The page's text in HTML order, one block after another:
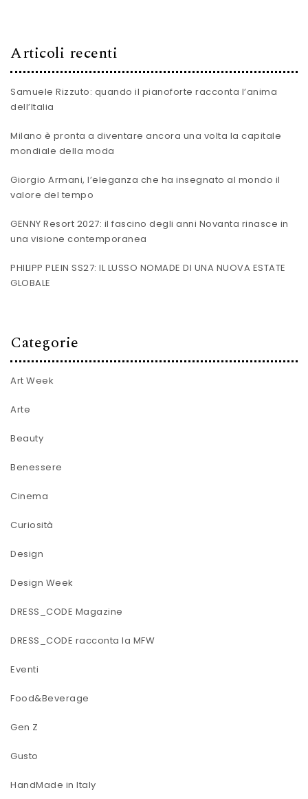
Articoli recenti
Samuele Rizzuto: quando il pianoforte racconta l’anima
dell’Italia
Milano è pronta a diventare ancora una volta la capitale
mondiale della moda
Giorgio Armani, l’eleganza che ha insegnato al mondo il
valore del tempo
GENNY Resort 2027: il fascino degli anni Novanta rinasce in
una visione contemporanea
PHILIPP PLEIN SS27: IL LUSSO NOMADE DI UNA NUOVA ESTATE
GLOBALE
Categorie
Art Week
Arte
Beauty
Benessere
Cinema
Curiosità
Design
Design Week
DRESS_CODE Magazine
DRESS_CODE racconta la MFW
Eventi
Food&Beverage
Gen Z
Gusto
HandMade in Italy